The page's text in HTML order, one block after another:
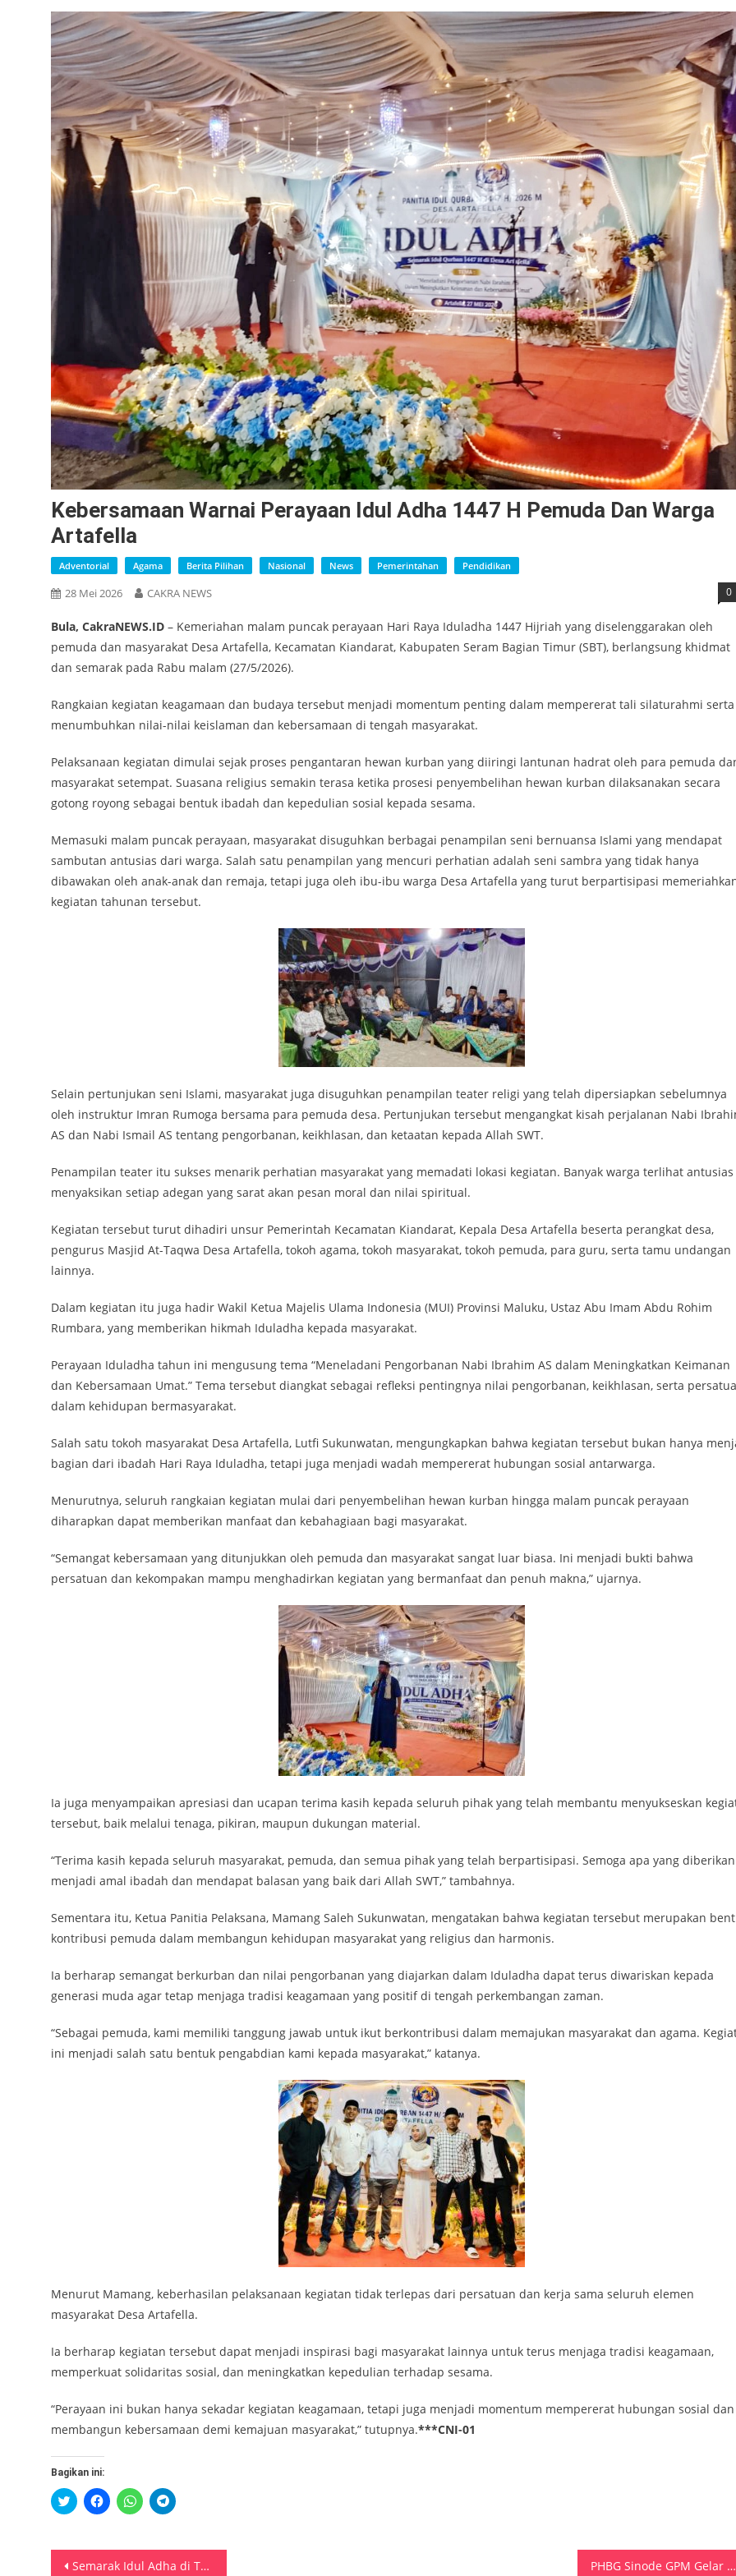
Kebersamaan Warnai Perayaan Idul Adha 1447 H Pemuda Dan Warga
Artafella
Adventorial Agama Berita Pilihan Nasional News Pemerintahan Pendidikan
28 Mei 2026 CAKRA NEWS 0
Bula, CakraNEWS.ID – Kemeriahan malam puncak perayaan Hari Raya Iduladha 1447 Hijriah yang diselenggarakan oleh
pemuda dan masyarakat Desa Artafella, Kecamatan Kiandarat, Kabupaten Seram Bagian Timur (SBT), berlangsung khidmat
dan semarak pada Rabu malam (27/5/2026).
Rangkaian kegiatan keagamaan dan budaya tersebut menjadi momentum penting dalam mempererat tali silaturahmi serta
menumbuhkan nilai-nilai keislaman dan kebersamaan di tengah masyarakat.
Pelaksanaan kegiatan dimulai sejak proses pengantaran hewan kurban yang diiringi lantunan hadrat oleh para pemuda
masyarakat setempat. Suasana religius semakin terasa ketika prosesi penyembelihan hewan kurban dilaksanakan secara
gotong royong sebagai bentuk ibadah dan kepedulian sosial kepada sesama.
Memasuki malam puncak perayaan, masyarakat disuguhkan berbagai penampilan seni bernuansa Islami yang mendapat
sambutan antusias dari warga. Salah satu penampilan yang mencuri perhatian adalah seni sambra yang tidak hanya
dibawakan oleh anak-anak dan remaja, tetapi juga oleh ibu-ibu warga Desa Artafella yang turut berpartisipasi
kegiatan tahunan tersebut.
Selain pertunjukan seni Islami, masyarakat juga disuguhkan penampilan teater religi yang telah dipersiapkan sebelumnya
oleh instruktur Imran Rumoga bersama para pemuda desa. Pertunjukan tersebut mengangkat kisah perjalanan Nabi
AS dan Nabi Ismail AS tentang pengorbanan, keikhlasan, dan ketaatan kepada Allah SWT.
Penampilan teater itu sukses menarik perhatian masyarakat yang memadati lokasi kegiatan. Banyak warga terlihat antusias
menyaksikan setiap adegan yang sarat akan pesan moral dan nilai spiritual.
Kegiatan tersebut turut dihadiri unsur Pemerintah Kecamatan Kiandarat, Kepala Desa Artafella beserta perangkat desa,
pengurus Masjid At-Taqwa Desa Artafella, tokoh agama, tokoh masyarakat, tokoh pemuda, para guru, serta tamu undangan
lainnya.
Dalam kegiatan itu juga hadir Wakil Ketua Majelis Ulama Indonesia (MUI) Provinsi Maluku, Ustaz Abu Imam Abdu Rohim
Rumbara, yang memberikan hikmah Iduladha kepada masyarakat.
Perayaan Iduladha tahun ini mengusung tema “Meneladani Pengorbanan Nabi Ibrahim AS dalam Meningkatkan Keimanan
dan Kebersamaan Umat.” Tema tersebut diangkat sebagai refleksi pentingnya nilai pengorbanan, keikhlasan, serta
dalam kehidupan bermasyarakat.
Salah satu tokoh masyarakat Desa Artafella, Lutfi Sukunwatan, mengungkapkan bahwa kegiatan tersebut bukan hanya
bagian dari ibadah Hari Raya Iduladha, tetapi juga menjadi wadah mempererat hubungan sosial antarwarga.
Menurutnya, seluruh rangkaian kegiatan mulai dari penyembelihan hewan kurban hingga malam puncak perayaan
diharapkan dapat memberikan manfaat dan kebahagiaan bagi masyarakat.
“Semangat kebersamaan yang ditunjukkan oleh pemuda dan masyarakat sangat luar biasa. Ini menjadi bukti bahwa
persatuan dan kekompakan mampu menghadirkan kegiatan yang bermanfaat dan penuh makna,” ujarnya.
Ia juga menyampaikan apresiasi dan ucapan terima kasih kepada seluruh pihak yang telah membantu menyukseskan
tersebut, baik melalui tenaga, pikiran, maupun dukungan material.
“Terima kasih kepada seluruh masyarakat, pemuda, dan semua pihak yang telah berpartisipasi. Semoga apa yang diberikan
menjadi amal ibadah dan mendapat balasan yang baik dari Allah SWT,” tambahnya.
Sementara itu, Ketua Panitia Pelaksana, Mamang Saleh Sukunwatan, mengatakan bahwa kegiatan tersebut merupakan
kontribusi pemuda dalam membangun kehidupan masyarakat yang religius dan harmonis.
Ia berharap semangat berkurban dan nilai pengorbanan yang diajarkan dalam Iduladha dapat terus diwariskan kepada
generasi muda agar tetap menjaga tradisi keagamaan yang positif di tengah perkembangan zaman.
“Sebagai pemuda, kami memiliki tanggung jawab untuk ikut berkontribusi dalam memajukan masyarakat dan agama.
ini menjadi salah satu bentuk pengabdian kami kepada masyarakat,” katanya.
Menurut Mamang, keberhasilan pelaksanaan kegiatan tidak terlepas dari persatuan dan kerja sama seluruh elemen
masyarakat Desa Artafella.
Ia berharap kegiatan tersebut dapat menjadi inspirasi bagi masyarakat lainnya untuk terus menjaga tradisi keagamaan,
memperkuat solidaritas sosial, dan meningkatkan kepedulian terhadap sesama.
“Perayaan ini bukan hanya sekadar kegiatan keagamaan, tetapi juga menjadi momentum mempererat hubungan sosial dan
membangun kebersamaan demi kemajuan masyarakat,” tutupnya.***CNI-01
Bagikan ini:
Klik
untuk
di
jendela
Klik
untuk
di
jendela
Klik
untuk
di
jendela
Klik
untuk
di
jendela
Navigasi
Semarak Idul Adha di Tansi Ambon, Warga Junjung Gotong Royong dan Tradisi Religius PHBG Sinode GPM Gelar Rapat Perdana, Watubun Dorong Pelayanan Gerejawi Berdampak Sosial